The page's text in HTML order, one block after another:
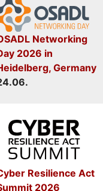
Networking
2026 in
Germany
Resilience Act
2026